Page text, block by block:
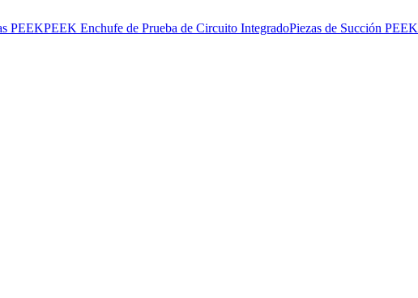
PEEKPEEK Enchufe de Prueba de Circuito IntegradoPiezas de Succión PEEK